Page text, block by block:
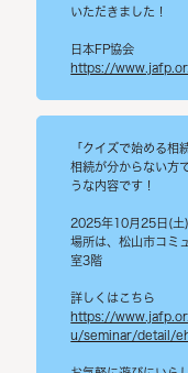
いただきました！
日本FP協会
https://
「クイズで始める相
相続が分からない方
うな内容です！
2025年10月25日(
場所は、松山市コミ
室3階
詳しくはこちら
https://
u/seminar/detail/